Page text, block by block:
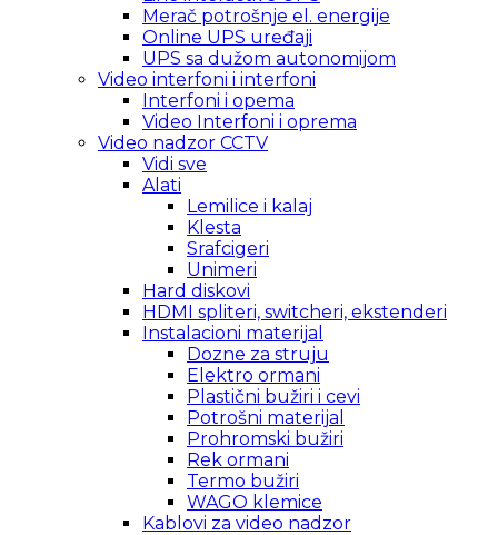
Merač potrošnje el. energije
Online UPS uređaji
UPS sa dužom autonomijom
Video interfoni i interfoni
Interfoni i opema
Video Interfoni i oprema
Video nadzor CCTV
Vidi sve
Alati
Lemilice i kalaj
Klesta
Srafcigeri
Unimeri
Hard diskovi
HDMI spliteri, switcheri, ekstenderi
Instalacioni materijal
Dozne za struju
Elektro ormani
Plastični bužiri i cevi
Potrošni materijal
Prohromski bužiri
Rek ormani
Termo bužiri
WAGO klemice
Kablovi za video nadzor